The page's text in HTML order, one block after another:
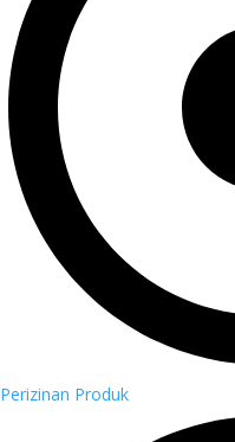
Perizinan Produk